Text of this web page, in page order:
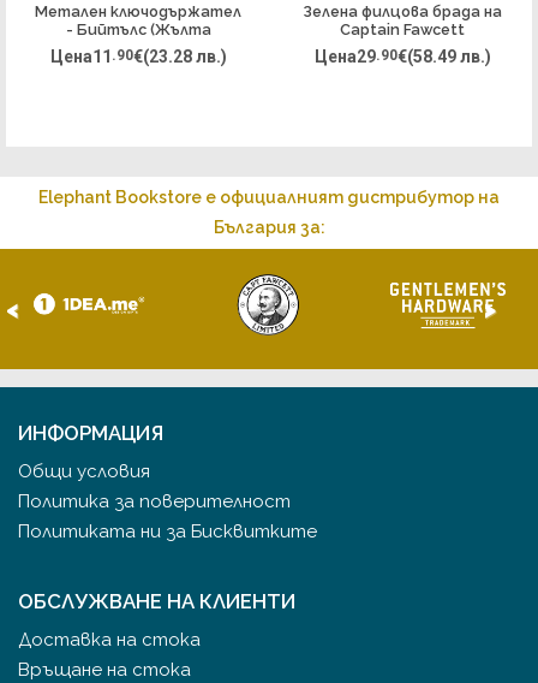
Метален ключодържател
- Бийтълс (Жълта
подводница)
Цена11 .90€(23.28 лв.)
Зелена филцова брада на
Captain Fawcett
Цена29.90€(58.49 лв.)
Elephant Bookstore е официалният дистрибутор на
България за:
< >
ИНФОРМАЦИЯ
Общи условия
Политика за поверителност
Политиката ни за Бисквитките
ОБСЛУЖВАНЕ НА КЛИЕНТИ
Доставка на стока
Връщане на стока